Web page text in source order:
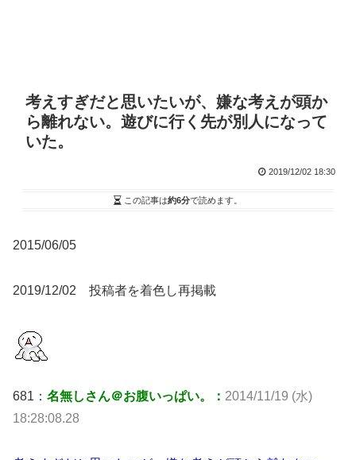
考えすぎだと思いたいが、嫌な考えが頭か
ら離れない。遊びに行く先が別人になって
いた。
2019/12/02 18:30
この記事は約6分で読めます。
2015/06/05
2019/12/02 投稿者を着色し再掲載
681： 名無しさん＠お腹いっぱい。： 2014/11/19 (水)
18:28:08.28